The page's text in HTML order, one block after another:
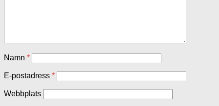
Namn *
E-postadress *
Webbplats